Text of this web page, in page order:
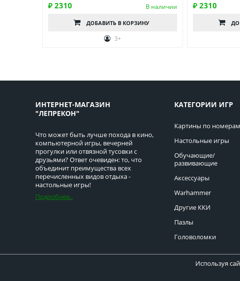
₽ 2310 В наличии
ДОБАВИТЬ В КОРЗИНУ
3+
₽ 2310
ИНТЕРНЕТ-МАГАЗИН
"ЛЕПРЕКОН"
Что может быть лучше похода в кино,
компьютерной игры, вечерней
прогулки или отвязной тусовки с
друзьями? Ответ очевиден: то, что
объединит преимущества всех
перечисленных видов отдыха -
настольные игры!
Подробнее..
КАТЕГОРИИ ИГР
Картины по номерам
Настольные игры
Обучающие/
развивающие
Аксессуары
Warhammer
Другие ККИ
Пазлы
Головоломки
Используя